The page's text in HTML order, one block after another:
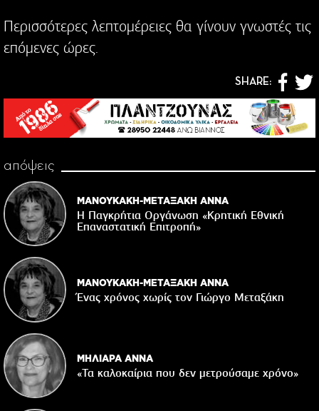
Περισσότερες λεπτομέρειες θα γίνουν γνωστές τις
επόμενες ώρες.
SHARE:
απόψεις
ΜΑΝΟΥΚΑΚΗ-ΜΕΤΑΞΑΚΗ ΑΝΝΑ
Η Παγκρήτια Οργάνωση «Κρητική Εθνική
Επαναστατική Eπιτροπή»
ΜΑΝΟΥΚΑΚΗ-ΜΕΤΑΞΑΚΗ ΑΝΝΑ
Ένας χρόνος χωρίς τον Γιώργο Μεταξάκη
ΜΗΛΙΑΡΑ ΑΝΝΑ
«Τα καλοκαίρια που δεν μετρούσαμε χρόνο»